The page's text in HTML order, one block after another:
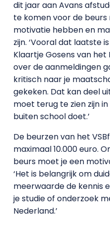
dit jaar aan Avans
te komen voor de beurs
motivatie hebben en
zijn. ‘Vooral dat laatste
Klaartje Gosens van
over de aanmeldingen
kritisch naar je
gekeken. Dat kan deel
moet terug te zien zijn
buiten school doet.’
De beurzen van het
maximaal 10.000 euro.
beurs moet je een
‘Het is belangrijk om
meerwaarde de kennis
je studie of onderzoek
Nederland.’